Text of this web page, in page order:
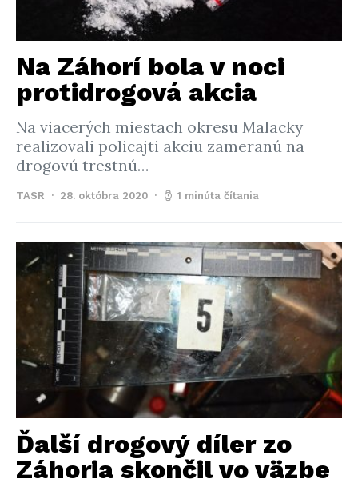
Na Záhorí bola v noci
protidrogová akcia
Na viacerých miestach okresu Malacky
realizovali policajti akciu zameranú na
drogovú trestnú…
TASR 28. októbra 2020 1 minúta čítania
Ďalší drogový díler zo
Záhoria skončil vo väzbe